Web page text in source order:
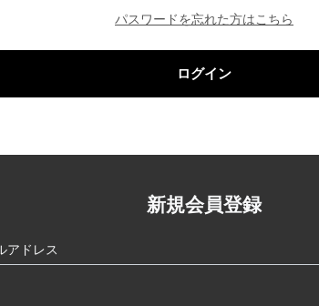
パスワードを忘れた方はこちら
ログイン
新規会員登録
アドレス